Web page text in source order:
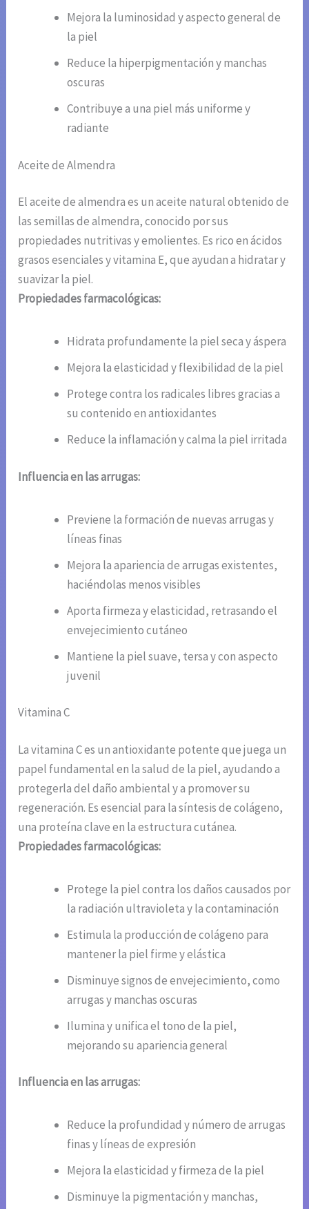
Mejora la luminosidad y aspecto general de
la piel
Reduce la hiperpigmentación y manchas
oscuras
Contribuye a una piel más uniforme y
radiante
Aceite de Almendra
El aceite de almendra es un aceite natural obtenido de
las semillas de almendra, conocido por sus
propiedades nutritivas y emolientes. Es rico en ácidos
grasos esenciales y vitamina E, que ayudan a hidratar y
suavizar la piel.
Propiedades farmacológicas:
Hidrata profundamente la piel seca y áspera
Mejora la elasticidad y flexibilidad de la piel
Protege contra los radicales libres gracias a
su contenido en antioxidantes
Reduce la inflamación y calma la piel irritada
Influencia en las arrugas:
Previene la formación de nuevas arrugas y
líneas finas
Mejora la apariencia de arrugas existentes,
haciéndolas menos visibles
Aporta firmeza y elasticidad, retrasando el
envejecimiento cutáneo
Mantiene la piel suave, tersa y con aspecto
juvenil
Vitamina C
La vitamina C es un antioxidante potente que juega un
papel fundamental en la salud de la piel, ayudando a
protegerla del daño ambiental y a promover su
regeneración. Es esencial para la síntesis de colágeno,
una proteína clave en la estructura cutánea.
Propiedades farmacológicas:
Protege la piel contra los daños causados por
la radiación ultravioleta y la contaminación
Estimula la producción de colágeno para
mantener la piel firme y elástica
Disminuye signos de envejecimiento, como
arrugas y manchas oscuras
Ilumina y unifica el tono de la piel,
mejorando su apariencia general
Influencia en las arrugas:
Reduce la profundidad y número de arrugas
finas y líneas de expresión
Mejora la elasticidad y firmeza de la piel
Disminuye la pigmentación y manchas,